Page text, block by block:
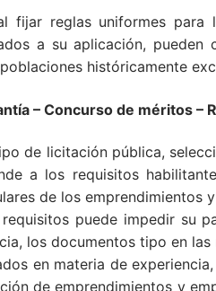
fijar reglas uniformes para
a su aplicación, pueden
históricamente
– Concurso de méritos –
de licitación pública,
a los requisitos
de los emprendimientos
puede impedir su
los documentos tipo en las
en materia de
de emprendimientos y